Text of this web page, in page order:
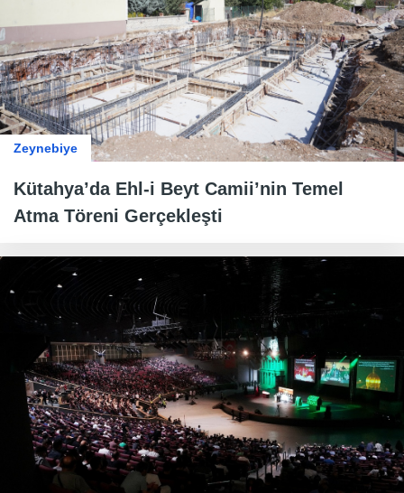
Zeynebiye
Kütahya’da Ehl-i Beyt Camii’nin Temel
Atma Töreni Gerçekleşti